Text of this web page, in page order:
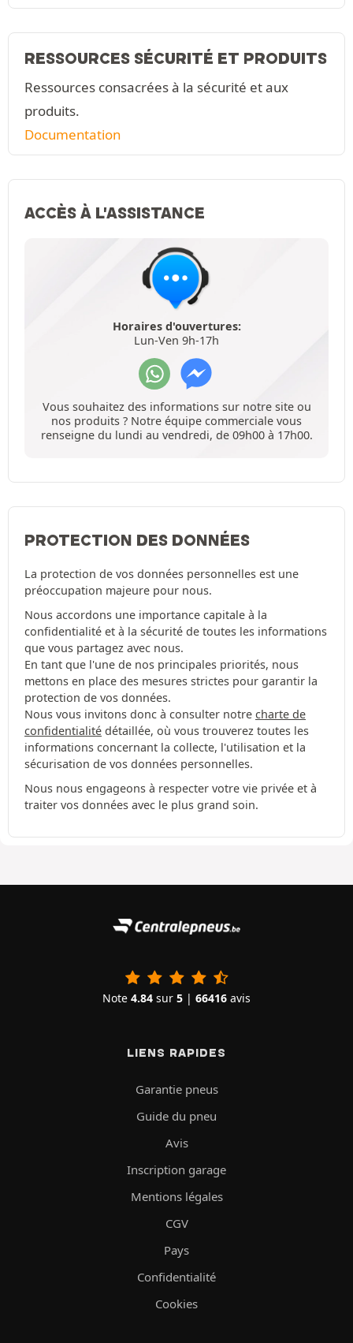
RESSOURCES SÉCURITÉ ET PRODUITS
Ressources consacrées à la sécurité et aux
produits.
Documentation
ACCÈS À L'ASSISTANCE
Horaires d'ouvertures:
Lun-Ven 9h-17h
Vous souhaitez des informations sur notre site ou
nos produits ? Notre équipe commerciale vous
renseigne du lundi au vendredi, de 09h00 à 17h00.
PROTECTION DES DONNÉES
La protection de vos données personnelles est une
préoccupation majeure pour nous.
Nous accordons une importance capitale à la
confidentialité et à la sécurité de toutes les informations
que vous partagez avec nous.
En tant que l'une de nos principales priorités, nous
mettons en place des mesures strictes pour garantir la
protection de vos données.
Nous vous invitons donc à consulter notre charte de
confidentialité détaillée, où vous trouverez toutes les
informations concernant la collecte, l'utilisation et la
sécurisation de vos données personnelles.
Nous nous engageons à respecter votre vie privée et à
traiter vos données avec le plus grand soin.
Note 4.84 sur 5 | 66416 avis
LIENS RAPIDES
Garantie pneus
Guide du pneu
Avis
Inscription garage
Mentions légales
CGV
Pays
Confidentialité
Cookies